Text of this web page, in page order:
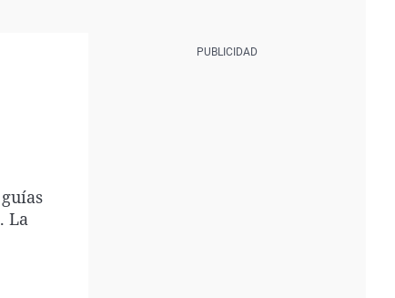
La